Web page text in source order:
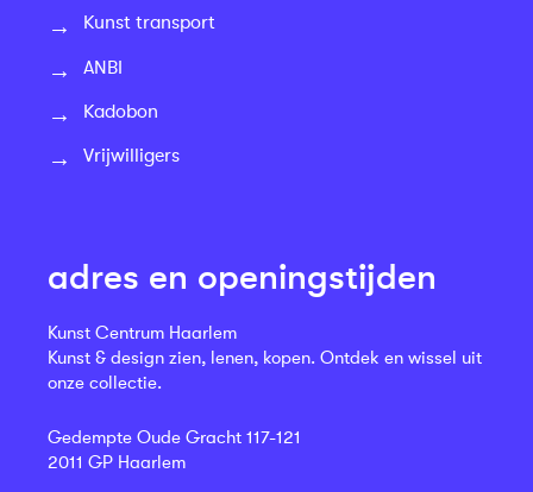
Kunst transport
ANBI
Kadobon
Vrijwilligers
adres en openingstijden
Kunst Centrum Haarlem
Kunst & design zien, lenen, kopen. Ontdek en wissel uit
onze collectie.
Gedempte Oude Gracht 117-121
2011 GP Haarlem